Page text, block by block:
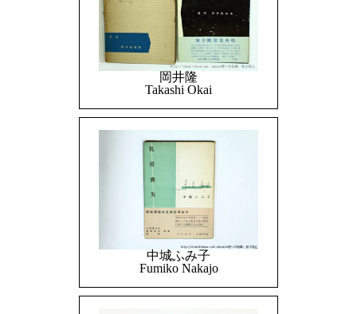
岡井隆
Takashi Okai
中城ふみ子
Fumiko Nakajo